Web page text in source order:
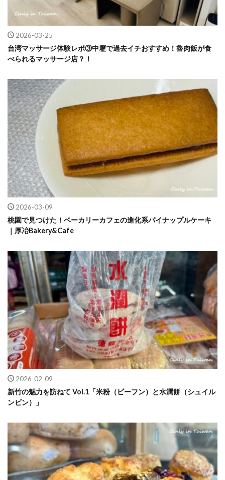
2026-03-25
台湾マッサージ体験レポ③中壢で過去イチおすすめ！魯肉飯が食
べられるマッサージ店？！
2026-03-09
桃園で見つけた！ベーカリーカフェの進化系パイナップルケーキ
｜厚冶Bakery&Cafe
2026-02-09
新竹の魅力を訪ねて Vol.1「米粉（ビーフン）と水潤餅（シュイル
ンビン）」